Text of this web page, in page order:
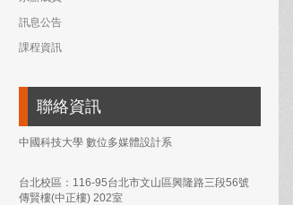
訊息公告
課程資訊
聯絡資訊
中國科技大學 數位多媒體設計系
台北校區：116-95台北市文山區興隆路三段56號
傳賢樓(中正樓) 202室